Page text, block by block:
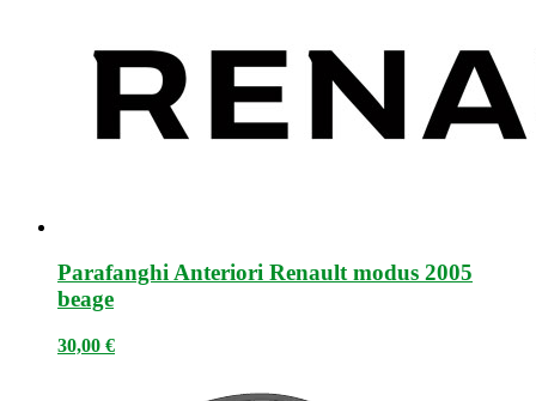
Parafanghi Anteriori Renault modus 2005
beage
30,00 €